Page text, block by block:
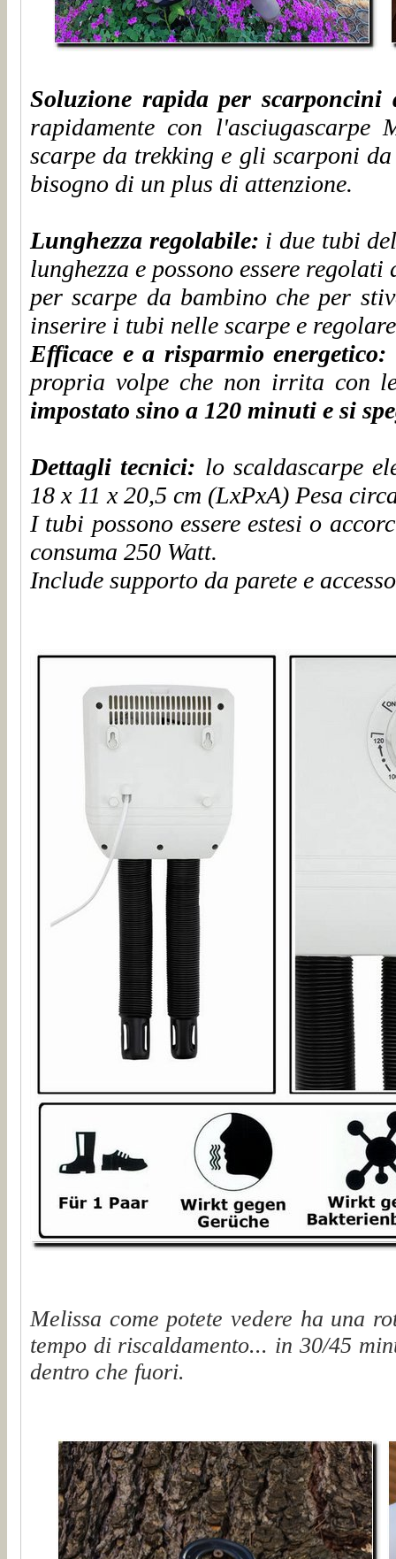
Soluzione rapida per scarponcini
rapidamente con
scarpe da trekking e gli scarponi
bisogno di un plus di attenzione.
Lunghezza regolabile: i due tubi
lunghezza e possono essere
per scarpe da bambino che per
inserire i tubi nelle scarpe e
Efficace e a risparmio energetico:
propria volpe che non irrita con
impostato sino a 120 minuti e si
Dettagli tecnici: lo scaldascarpe
18 x 11 x 20,5 cm (LxPxA) Pesa
I tubi possono essere estesi o
consuma 250 Watt.
Include supporto da parete e
Melissa come potete vedere ha una
tempo di riscaldamento... in 30/45
dentro che fuori.